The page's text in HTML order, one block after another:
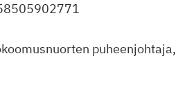
puheenjohtaja,